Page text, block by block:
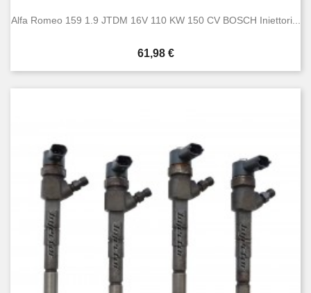
Alfa Romeo 159 1.9 JTDM 16V 110 KW 150 CV BOSCH Iniettori...
Prezzo
61,98 €